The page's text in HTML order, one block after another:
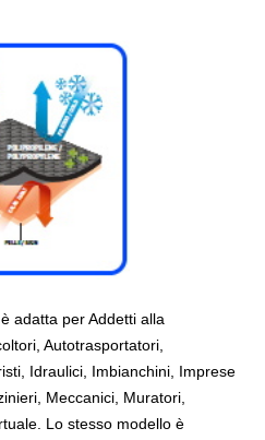
è adatta per Addetti alla
Autotrasportatori,
Idraulici, Imbianchini, Imprese
Meccanici, Muratori,
Lo stesso modello è